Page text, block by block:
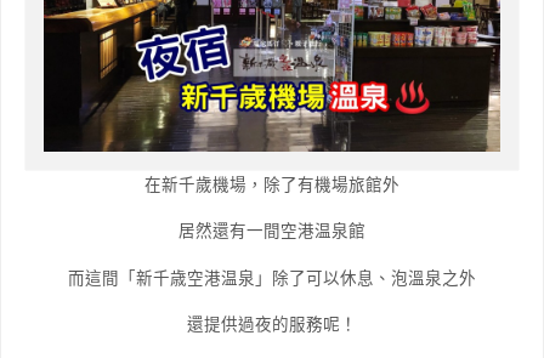
在新千歲機場，除了有機場旅館外
居然還有一間空港温泉館
而這間「新千歳空港温泉」除了可以休息、泡溫泉之外
還提供過夜的服務呢！